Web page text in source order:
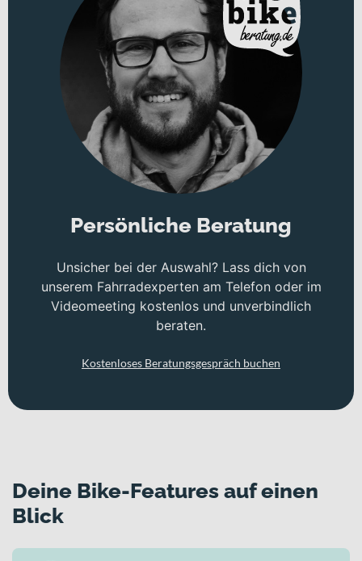
Persönliche Beratung
Unsicher bei der Auswahl? Lass dich von
unserem Fahrradexperten am Telefon oder im
Videomeeting kostenlos und unverbindlich
beraten.
Kostenloses Beratungsgespräch buchen
Deine Bike-Features auf einen
Blick